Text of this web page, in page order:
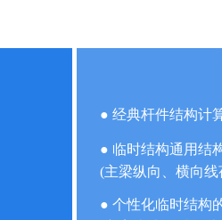
● 经典杆件结构计
● 临时结构通用结
(主梁纵向、横向
● 个性化临时结构